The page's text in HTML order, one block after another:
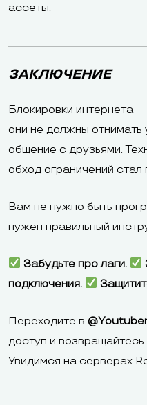
ассеты.
ЗАКЛЮЧЕНИЕ
Блокировки интернета
они не должны отнимать
общение с друзьями.
обход ограничений
Вам не нужно быть
нужен правильный
Забудьте про лаги.
подключения.
Переходите в
доступ и
Увидимся на серверах